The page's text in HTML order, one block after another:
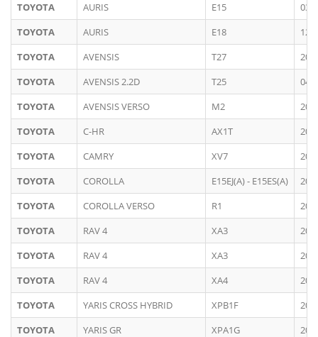
TOYOTA
AURIS E15
03/
TOYOTA
AURIS E18
12/
TOYOTA
AVENSIS T27
TOYOTA
AVENSIS 2.2D T25
04/
TOYOTA
AVENSIS VERSO M2
TOYOTA
C-HR AX1T
TOYOTA
CAMRY XV7
TOYOTA
COROLLA E15EJ(A) - E15ES(A)
TOYOTA
COROLLA VERSO R1
TOYOTA
RAV 4 XA3
TOYOTA
RAV 4 XA3
TOYOTA
RAV 4 XA4
TOYOTA
YARIS CROSS HYBRID XPB1F
TOYOTA
YARIS GR XPA1G